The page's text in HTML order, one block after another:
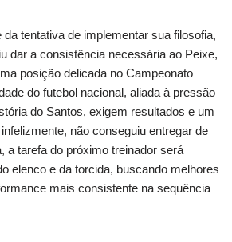
tentativa de implementar sua filosofia,
dar a consistência necessária ao Peixe,
posição delicada no Campeonato
do futebol nacional, aliada à pressão
do Santos, exigem resultados e um
não conseguiu entregar de
a tarefa do próximo treinador será
elenco e da torcida, buscando melhores
mais consistente na sequência